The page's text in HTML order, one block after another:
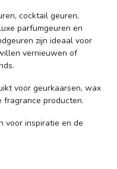
cocktail geuren,
parfumgeuren en
zijn ideaal voor
vernieuwen of
voor geurkaarsen, wax
fragrance producten.
voor inspiratie en de